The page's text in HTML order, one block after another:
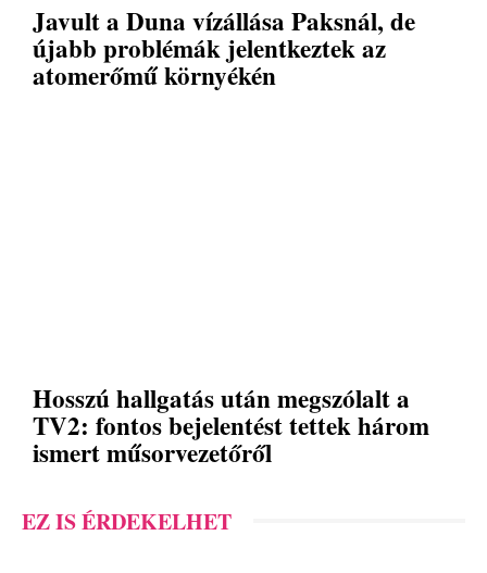
Javult a Duna vízállása Paksnál, de
újabb problémák jelentkeztek az
atomerőmű környékén
Hosszú hallgatás után megszólalt a
TV2: fontos bejelentést tettek három
ismert műsorvezetőről
EZ IS ÉRDEKELHET